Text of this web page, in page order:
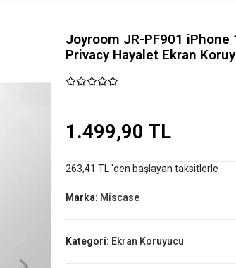
Joyroom JR-PF901 iPhone
Privacy Hayalet Ekran
1.499,90 TL
263,41 TL 'den başlayan taksitlerle
Marka: Miscase
Kategori: Ekran Koruyucu